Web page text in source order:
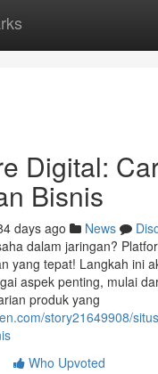
Digital:
Bisnis
days ago News
dalam jaringan?
yang tepat! Langkah ini
aspek penting, mulai
produk yang
story21649908/
Who Upvoted